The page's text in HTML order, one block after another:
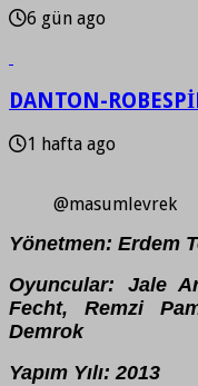
6 gün ago
DANTON-
1 hafta ago
@masumlevrek
Yönetmen: Erdem
Oyuncular: Jale
Fecht, Remzi
Demrok
Yapım Yılı: 2013